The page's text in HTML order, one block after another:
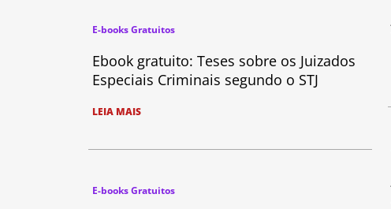
E-books Gratuitos
Ebook gratuito: Teses sobre os Juizados
Especiais Criminais segundo o STJ
LEIA MAIS
E-books Gratuitos